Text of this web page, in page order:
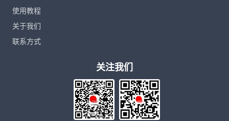
使用教程
关于我们
联系方式
关注我们